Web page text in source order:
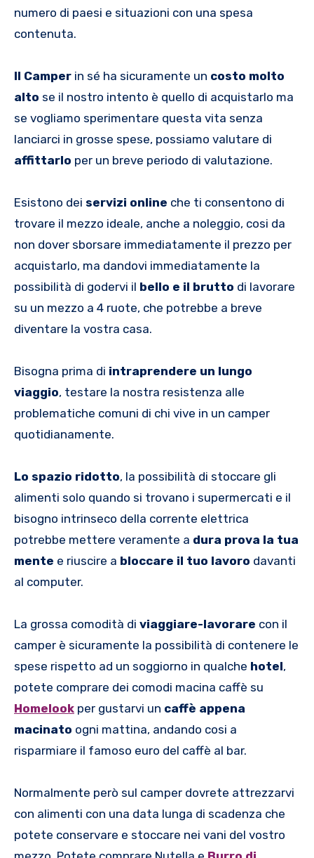
numero di paesi e situazioni con una spesa
contenuta.
Il Camper in sé ha sicuramente un costo molto
alto se il nostro intento è quello di acquistarlo ma
se vogliamo sperimentare questa vita senza
lanciarci in grosse spese, possiamo valutare di
affittarlo per un breve periodo di valutazione.
Esistono dei servizi online che ti consentono di
trovare il mezzo ideale, anche a noleggio, cosi da
non dover sborsare immediatamente il prezzo per
acquistarlo, ma dandovi immediatamente la
possibilità di godervi il bello e il brutto di lavorare
su un mezzo a 4 ruote, che potrebbe a breve
diventare la vostra casa.
Bisogna prima di intraprendere un lungo
viaggio, testare la nostra resistenza alle
problematiche comuni di chi vive in un camper
quotidianamente.
Lo spazio ridotto, la possibilità di stoccare gli
alimenti solo quando si trovano i supermercati e il
bisogno intrinseco della corrente elettrica
potrebbe mettere veramente a dura prova la tua
mente e riuscire a bloccare il tuo lavoro davanti
al computer.
La grossa comodità di viaggiare-lavorare con il
camper è sicuramente la possibilità di contenere le
spese rispetto ad un soggiorno in qualche hotel,
potete comprare dei comodi macina caffè su
Homelook per gustarvi un caffè appena
macinato ogni mattina, andando cosi a
risparmiare il famoso euro del caffè al bar.
Normalmente però sul camper dovrete attrezzarvi
con alimenti con una data lunga di scadenza che
potete conservare e stoccare nei vani del vostro